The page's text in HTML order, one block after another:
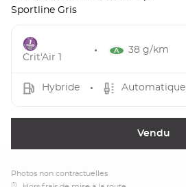
Sportline Gris
Crit'Air 1
38 g/km
Hybride Automatique
Vendu
Photos non contractuelles
(1)